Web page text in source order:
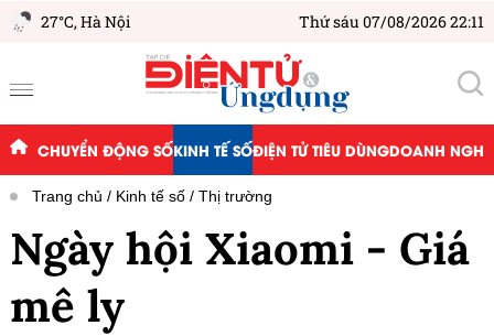
27°C,Hà Nội Thứ sáu 07/08/2026 22:11
CHUYỂN ĐỘNG SỐKINH TẾ SỐĐIỆN TỬ TIÊU DÙNGDOANH
Trang chủ Kinh tế số Thị trường
Ngày hội Xiaomi - Giá
mê ly